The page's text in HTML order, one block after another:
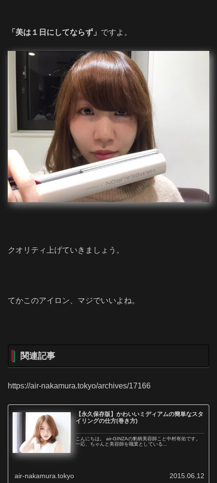
「美は１日にしてならず」 ですよ。
クオリティ上げていきましょう。
てかこのアイロン、マジでいいよね。
関連記事
https://air-nakamura.tokyo/archives/17166
【永久保存版】かわいいミディアムの簡単なスタ
イリングの仕方(巻き方)
こんにちは。 air-GINZAの豹柄美容師こと中村有佑です。
一応、ちゃんと美容師を職業としている...
air-nakamura.tokyo 2015.06.12